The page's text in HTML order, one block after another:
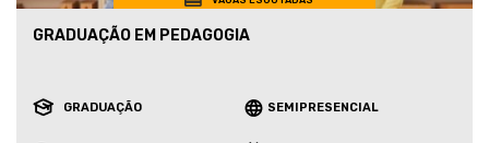
GRADUAÇÃO EM PEDAGOGIA
GRADUAÇÃO SEMIPRESENCIAL